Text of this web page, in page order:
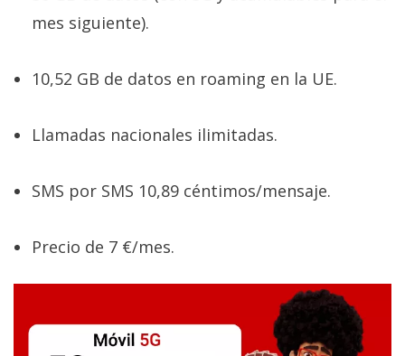
mes siguiente).
10,52 GB de datos en roaming en la UE.
Llamadas nacionales ilimitadas.
SMS por SMS 10,89 céntimos/mensaje.
Precio de 7 €/mes.